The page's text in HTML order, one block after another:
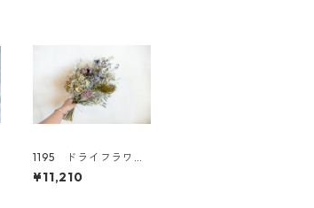
1195 ドライフラワー
スワッグ アジサイ
¥11,210